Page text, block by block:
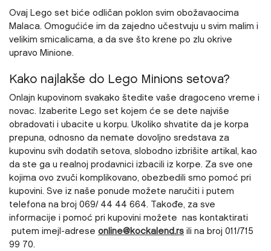
Ovaj Lego set biće odličan poklon svim obožavaocima
Malaca. Omogućiće im da zajedno učestvuju u svim malim i
velikim smicalicama, a da sve što krene po zlu okrive
upravo Minione.
Kako najlakše do Lego Minions setova?
Onlajn kupovinom svakako štedite vaše dragoceno vreme i
novac. Izaberite Lego set kojem će se dete najviše
obradovati i ubacite u korpu. Ukoliko shvatite da je korpa
prepuna, odnosno da nemate dovoljno sredstava za
kupovinu svih dodatih setova, slobodno izbrišite artikal, kao
da ste ga u realnoj prodavnici izbacili iz korpe. Za sve one
kojima ovo zvuči komplikovano, obezbedili smo pomoć pri
kupovini. Sve iz naše ponude možete naručiti i putem
telefona na broj 069/ 44 44 664. Takođe, za sve
informacije i pomoć pri kupovini možete nas kontaktirati
putem imejl-adreseonline@kockalend.rsili na broj 011/715
99 70.